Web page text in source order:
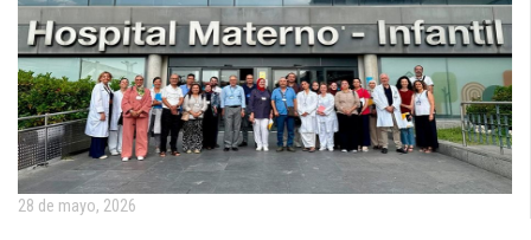
28 de mayo, 2026